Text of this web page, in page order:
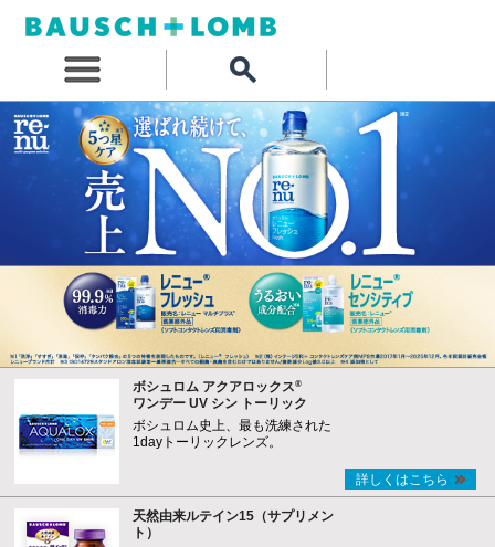
ボシュロム アクアロックス®
ワンデー UV シン トーリック
ボシュロム史上、最も洗練された
1dayトーリックレンズ。
詳しくはこちら
天然由来ルテイン15（サプリメン
ト）